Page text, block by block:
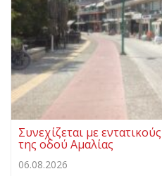
Συνεχίζεται με
της οδού Αμαλίας
06.08.2026